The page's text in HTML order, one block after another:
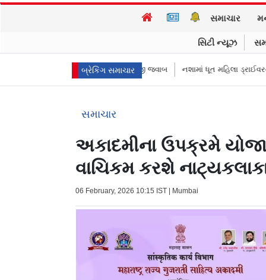
સમાચાર
સિટી ન્યૂઝ
બ્રેકિંગ સમાચાર
કમિશનરે આપ્યો રમૂજી જવાબ નશામાં ધૂત મહિલા ડ્રાઈવરને લીધે લગ્નની
સમાચાર
અકાદમીના ઉપક્રમે
વાચિકમ કરશે
06 February, 2026 10:15 IST | Mumbai